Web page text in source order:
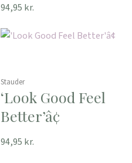
94,95 kr.
Stauder
‘Look Good Feel
Better’â¢
94,95 kr.